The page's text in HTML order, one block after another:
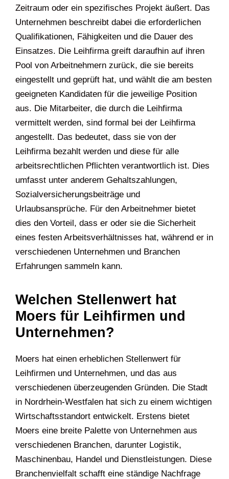
Zeitraum oder ein spezifisches Projekt äußert. Das
Unternehmen beschreibt dabei die erforderlichen
Qualifikationen, Fähigkeiten und die Dauer des
Einsatzes. Die Leihfirma greift daraufhin auf ihren
Pool von Arbeitnehmern zurück, die sie bereits
eingestellt und geprüft hat, und wählt die am besten
geeigneten Kandidaten für die jeweilige Position
aus. Die Mitarbeiter, die durch die Leihfirma
vermittelt werden, sind formal bei der Leihfirma
angestellt. Das bedeutet, dass sie von der
Leihfirma bezahlt werden und diese für alle
arbeitsrechtlichen Pflichten verantwortlich ist. Dies
umfasst unter anderem Gehaltszahlungen,
Sozialversicherungsbeiträge und
Urlaubsansprüche. Für den Arbeitnehmer bietet
dies den Vorteil, dass er oder sie die Sicherheit
eines festen Arbeitsverhältnisses hat, während er in
verschiedenen Unternehmen und Branchen
Erfahrungen sammeln kann.
Welchen Stellenwert hat
Moers für Leihfirmen und
Unternehmen?
Moers hat einen erheblichen Stellenwert für
Leihfirmen und Unternehmen, und das aus
verschiedenen überzeugenden Gründen. Die Stadt
in Nordrhein-Westfalen hat sich zu einem wichtigen
Wirtschaftsstandort entwickelt. Erstens bietet
Moers eine breite Palette von Unternehmen aus
verschiedenen Branchen, darunter Logistik,
Maschinenbau, Handel und Dienstleistungen. Diese
Branchenvielfalt schafft eine ständige Nachfrage